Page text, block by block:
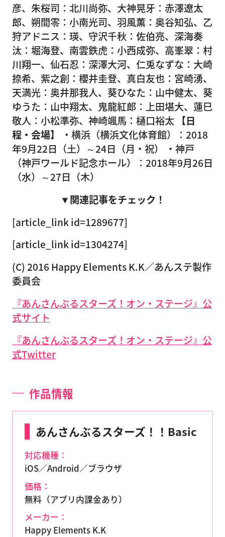
彦、朱桜司：北川尚弥、大神晃牙：赤澤遼太
郎、朔間零：小南光司、羽風薫：奥谷知弘、乙
狩アドニス：瑛、守沢千秋：佐伯亮、深海奏
汰：堀海登、南雲鉄虎：小西成弥、高峯翠：村
川翔一、仙石忍：深澤大河、仁兎なずな：大崎
捺希、紫之創：櫻井圭登、真白友也：宮崎湧、
天満光：奥井那我人、葵ひなた：山中健太、葵
ゆうた：山中翔太、鬼龍紅郎：上田堪大、蓮巳
敬人：小松準弥、神崎颯馬：樋口裕太 【日
程・会場】
・横浜（横浜文化体育館）：2018
年9月22日（土）～24日（月・祝） ・神戸
（神戸ワールド記念ホール）：2018年9月26日
（水）～27日（木）
▼関連記事をチェック！
[article_link id=1289677]
[article_link id=1304274]
(C) 2016 Happy Elements K.K／あんステ製作
委員会
『あんさんぶるスターズ！オン・ステージ』公
式サイト
『あんさんぶるスターズ！オン・ステージ』公
式Twitter
作品情報
あんさんぶるスターズ！！Basic
対応機種：
iOS／Android／ブラウザ
価格：
無料（アプリ内課金あり）
メーカー：
Happy Elements K.K